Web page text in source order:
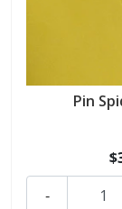
Pin
-